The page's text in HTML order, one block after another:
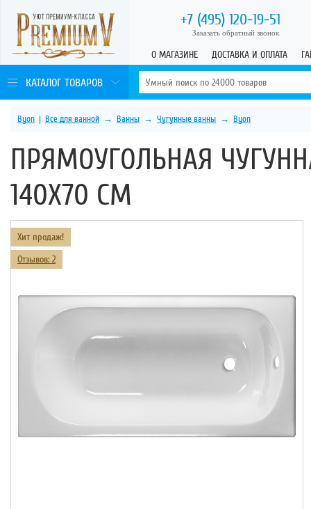
+7 (495) 120-19-51
Заказать обратный звонок
О МАГАЗИНЕ ДОСТАВКА И ОПЛАТА
КАТАЛОГ ТОВАРОВ
Byon | Все для ванной → Ванны → Чугунные ванны → Byon
ПРЯМОУГОЛЬНАЯ
140Х70 СМ
Хит продаж!
Отзывов: 2